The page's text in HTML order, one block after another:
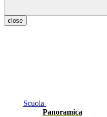
close
Scuola
Panoramica